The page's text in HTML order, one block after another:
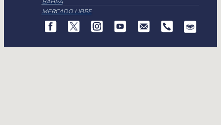
BAHRA
MERCADO LIBRE